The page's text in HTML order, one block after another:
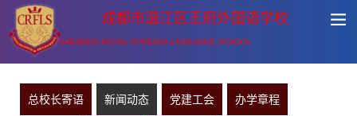
成都市温江区王府外国语学校
CHENGDU ROYAL FOREIGN LANGUAGE SCHOOL
总校长寄语 新闻动态 党建工会 办学章程